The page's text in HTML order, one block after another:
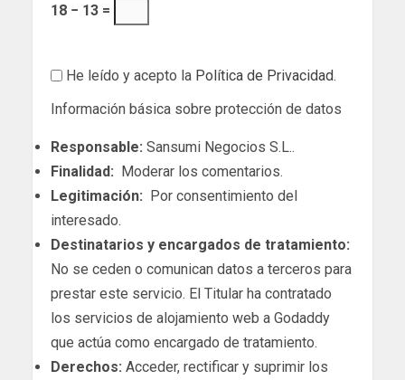
18 − 13 =
He leído y acepto la Política de Privacidad.
Información básica sobre protección de datos
Responsable: Sansumi Negocios S.L..
Finalidad: Moderar los comentarios.
Legitimación: Por consentimiento del
interesado.
Destinatarios y encargados de tratamiento:
No se ceden o comunican datos a terceros para
prestar este servicio. El Titular ha contratado
los servicios de alojamiento web a Godaddy
que actúa como encargado de tratamiento.
Derechos: Acceder, rectificar y suprimir los